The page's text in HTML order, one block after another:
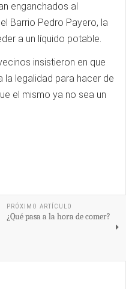
enganchados al
Barrio Pedro Payero, la
a un líquido potable.
insistieron en que
legalidad para hacer de
el mismo ya no sea un
PRÓXIMO ARTÍCULO
¿Qué pasa a la hora de comer?